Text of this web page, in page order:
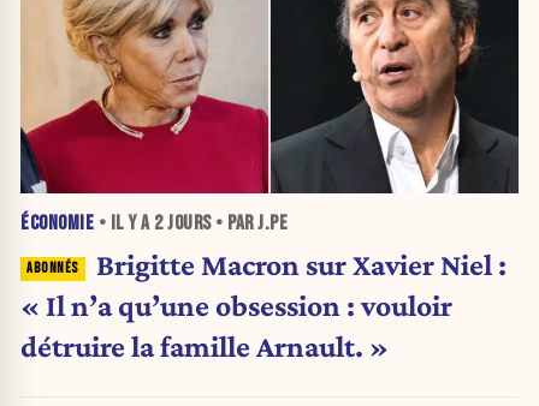
ÉCONOMIE • IL Y A 2 JOURS• PAR J.PE
Brigitte Macron sur Xavier Niel :
« Il n’a qu’une obsession : vouloir
détruire la famille Arnault. »